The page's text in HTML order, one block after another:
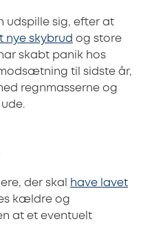
udspille sig, efter at
nye skybrud og store
skabt panik hos
til sidste år,
regnmasserne og
der skal
have lavet
kældre og
at et eventuelt